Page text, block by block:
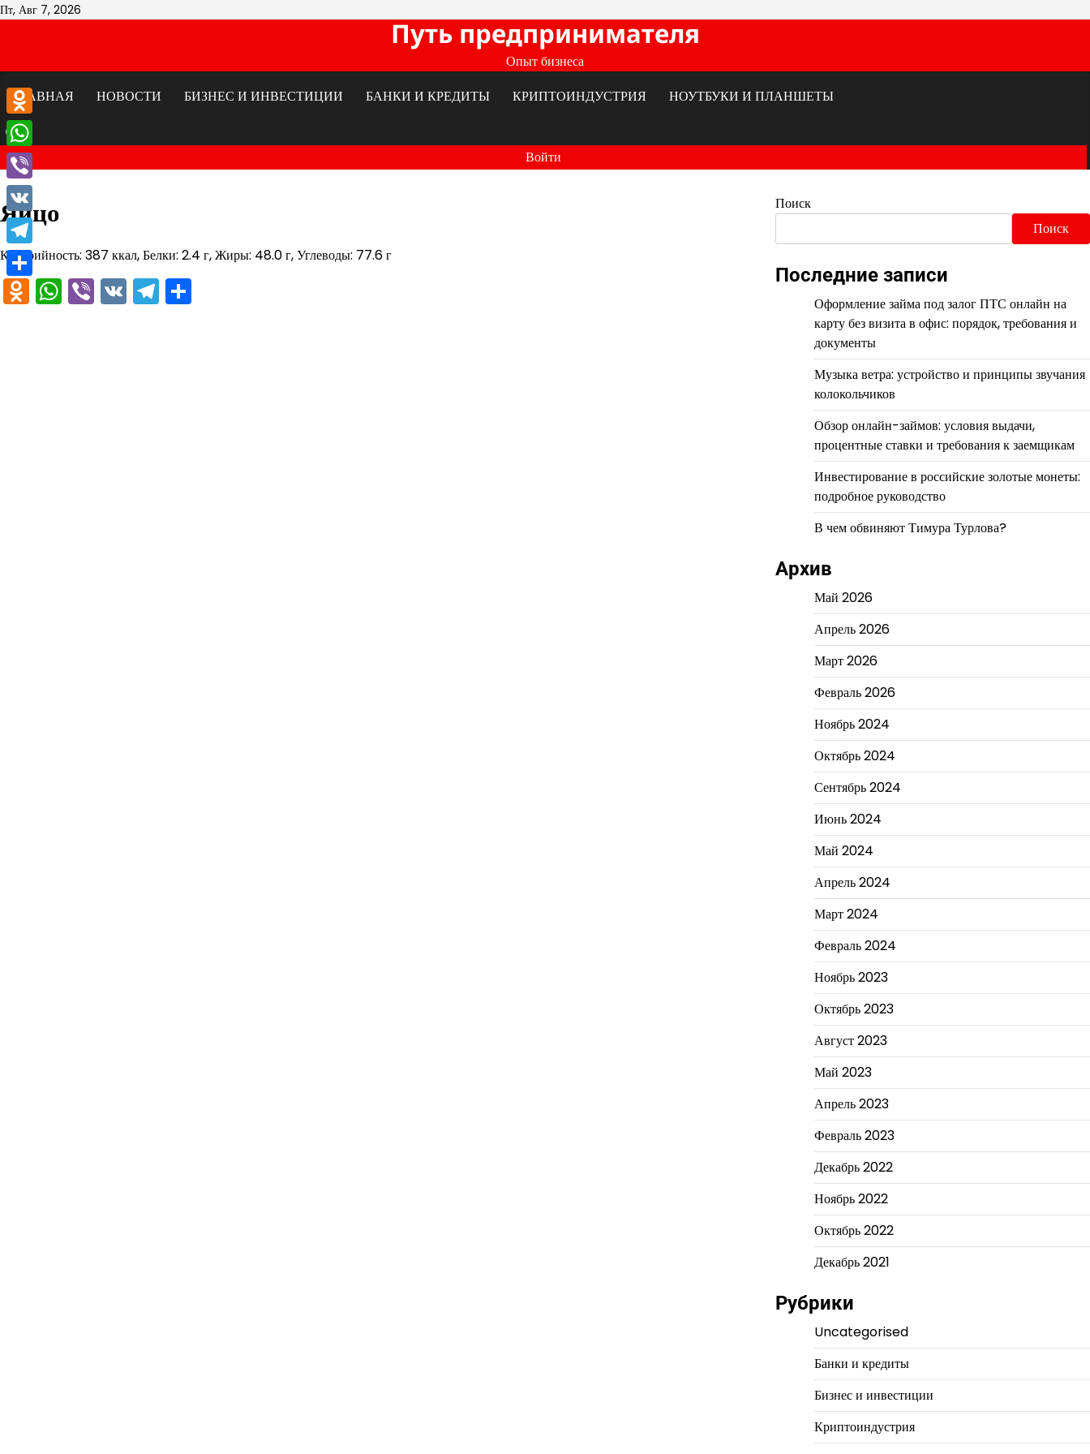
Перейти
Пт, Авг 7, 2026
Путь предпринимателя
Опыт бизнеса
ГЛАВНАЯ
НОВОСТИ БИЗНЕС И ИНВЕСТИЦИИ БАНКИ И КРЕДИТЫ КРИПТОИНДУСТРИЯ НОУТБУКИ И ПЛАНШЕТЫ
Войти
Яйцо
Калорийность: 387 ккал, Белки: 2.4 г, Жиры: 48.0 г, Углеводы: 77.6 г
Odnoklassniki
WhatsApp
Viber
VKTelegram
Поиск
Поиск
Последние записи
Оформление займа под залог ПТС онлайн на
карту без визита в офис: порядок, требования и
документы
Музыка ветра: устройство и принципы звучания
колокольчиков
Обзор онлайн-займов: условия выдачи,
процентные ставки и требования к заемщикам
Инвестирование в российские золотые монеты:
подробное руководство
В чем обвиняют Тимура Турлова?
Архив
Май 2026
Апрель 2026
Март 2026
Февраль 2026
Ноябрь 2024
Октябрь 2024
Сентябрь 2024
Июнь 2024
Май 2024
Апрель 2024
Март 2024
Февраль 2024
Ноябрь 2023
Октябрь 2023
Август 2023
Май 2023
Апрель 2023
Февраль 2023
Декабрь 2022
Ноябрь 2022
Октябрь 2022
Декабрь 2021
Рубрики
Uncategorised
Банки и кредиты
Бизнес и инвестиции
Криптоиндустрия
Odnoklassniki
WhatsApp
Viber
VK
Telegram
Отправить